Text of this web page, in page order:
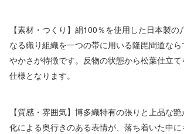
【素材・つくり】絹100％を使用した日本製
なる織り組織を一つの帯に用いる隆毘間道な
やかさが特徴です。反物の状態から松葉仕立
仕様となります。
【質感・雰囲気】博多織特有の張りと上品な
化による奥行きのある表情が、落ち着いた中